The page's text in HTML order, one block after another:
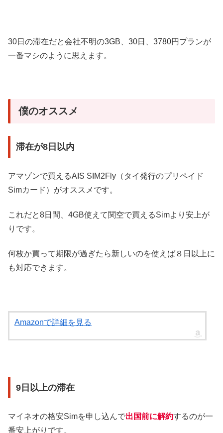
30日の滞在だと会社不明の3GB、30日、3780円プランが
一番マシのように思えます。
僕のオススメ
滞在が8日以内
アマゾンで買えるAIS SIM2Fly（タイ発行のプリペイド
Simカード）がオススメです。
これだと8日間、4GB使えて関空で買えるSimより安上が
りです。
何枚か買って期限が過ぎたら新しいのを使えば８日以上に
も対応できます。
Amazonで詳細を見る
9日以上の滞在
マイネオの格安Simを申し込んで出国前に解約するのが一
番安上がりです。